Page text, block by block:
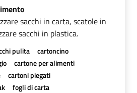
sacchi in carta, scatole in
sacchi in plastica.
pulita
cartoncino
cartone per alimenti
cartoni piegati
fogli di carta